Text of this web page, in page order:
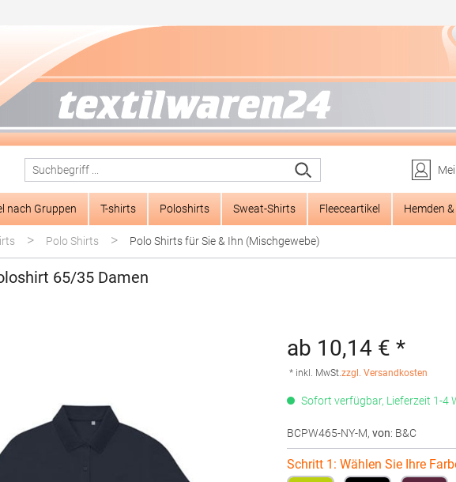
nach Gruppen T-shirts Poloshirts Sweat-Shirts Fleeceartikel Hemden
> Polo Shirts > Polo Shirts für Sie & Ihn (Mischgewebe)
65/35 Damen
ab 10,14 € *
* inkl. MwSt.zzgl. Versandkosten
Sofort verfügbar, Lieferzeit 1-4
BCPW465-NY-M, von: B&C
Schritt 1: Wählen Sie Ihre